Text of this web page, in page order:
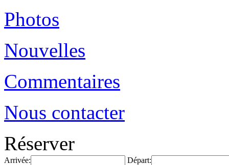
Photos
Nouvelles
Commentaires
Nous contacter
Réserver
Arrivée: Départ: